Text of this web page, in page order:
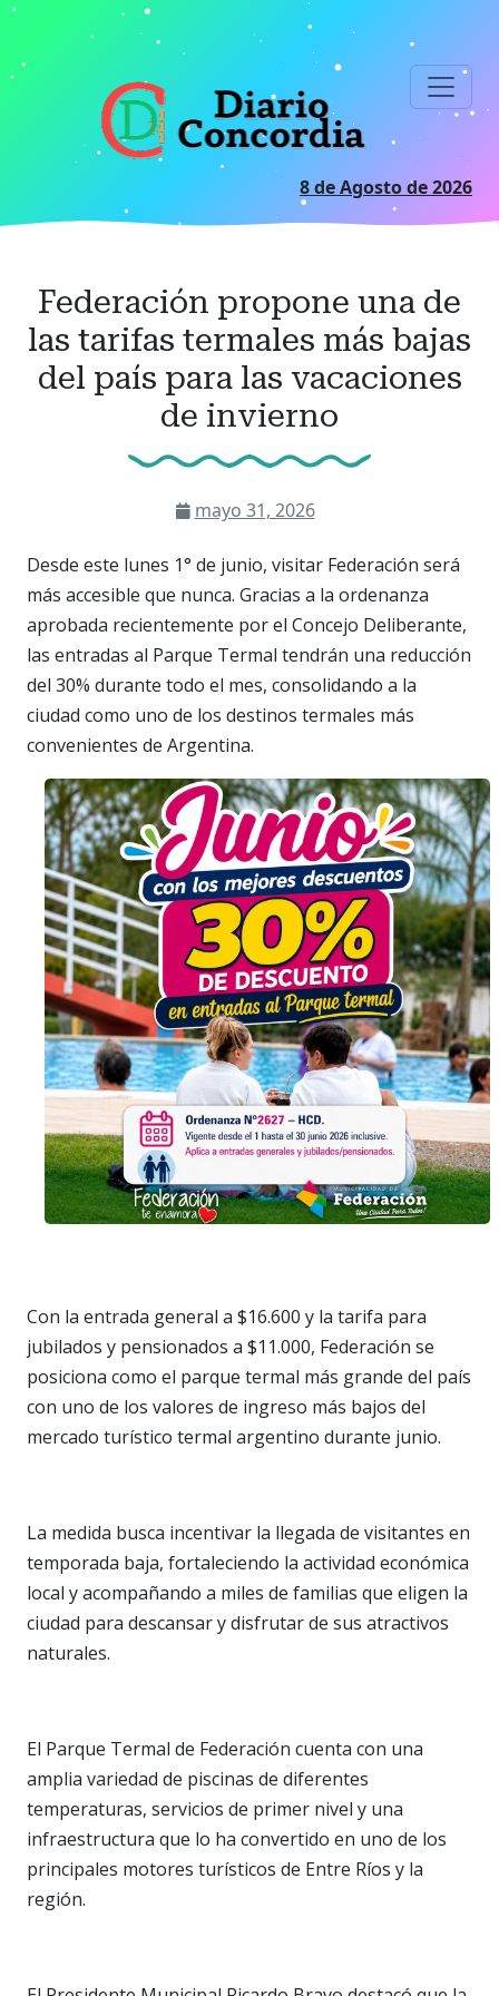
contenido
8 de Agosto de 2026
Federación propone una de
las tarifas termales más bajas
del país para las vacaciones
de invierno
mayo 31, 2026
Desde este lunes 1° de junio, visitar Federación será
más accesible que nunca. Gracias a la ordenanza
aprobada recientemente por el Concejo Deliberante,
las entradas al Parque Termal tendrán una reducción
del 30% durante todo el mes, consolidando a la
ciudad como uno de los destinos termales más
convenientes de Argentina.
Con la entrada general a $16.600 y la tarifa para
jubilados y pensionados a $11.000, Federación se
posiciona como el parque termal más grande del país
con uno de los valores de ingreso más bajos del
mercado turístico termal argentino durante junio.
La medida busca incentivar la llegada de visitantes en
temporada baja, fortaleciendo la actividad económica
local y acompañando a miles de familias que eligen la
ciudad para descansar y disfrutar de sus atractivos
naturales.
El Parque Termal de Federación cuenta con una
amplia variedad de piscinas de diferentes
temperaturas, servicios de primer nivel y una
infraestructura que lo ha convertido en uno de los
principales motores turísticos de Entre Ríos y la
región.